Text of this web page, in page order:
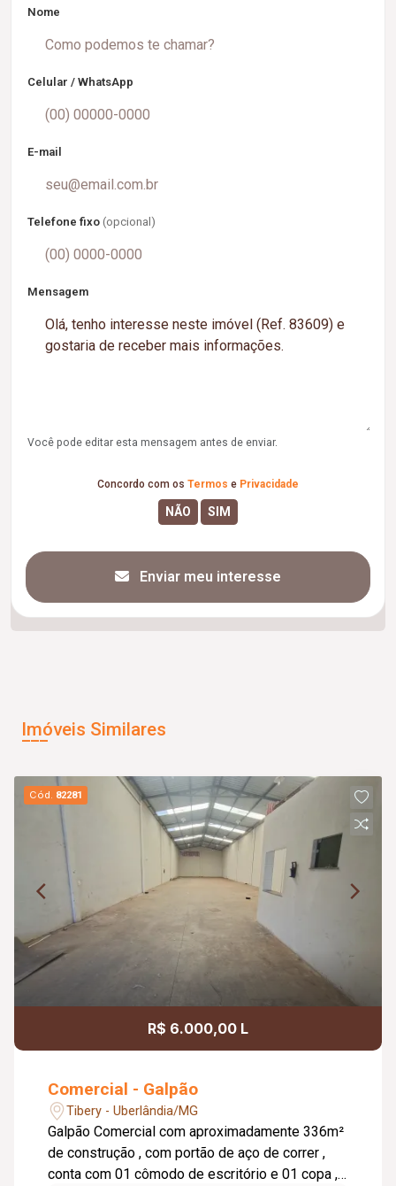
Nome
Celular / WhatsApp
E-mail
Telefone fixo (opcional)
Mensagem
Você pode editar esta mensagem antes de enviar.
Concordo com os Termos e Privacidade
Enviar meu interesse
Imóveis Similares
Cód. 82281
R$ 6.000,00 L
Comercial - Galpão
Tibery - Uberlândia/MG
Galpão Comercial com aproximadamente 336m²
de construção , com portão de aço de correr ,
conta com 01 cômodo de escritório e 01 copa ,